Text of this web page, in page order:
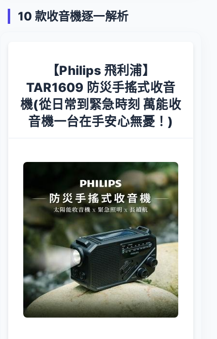
10 款收音機逐一解析
【Philips 飛利浦】
TAR1609 防災手搖式收音
機(從日常到緊急時刻 萬能收
音機一台在手安心無憂！)